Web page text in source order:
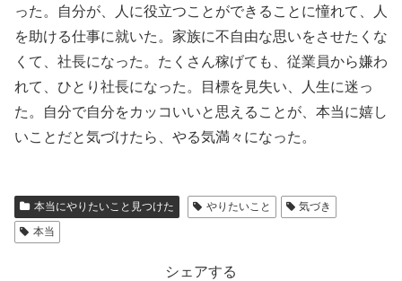
った。自分が、人に役立つことができることに憧れて、人
を助ける仕事に就いた。家族に不自由な思いをさせたくな
くて、社長になった。たくさん稼げても、従業員から嫌わ
れて、ひとり社長になった。目標を見失い、人生に迷っ
た。自分で自分をカッコいいと思えることが、本当に嬉し
いことだと気づけたら、やる気満々になった。
本当にやりたいこと見つけた やりたいこと
気づき
本当
シェアする